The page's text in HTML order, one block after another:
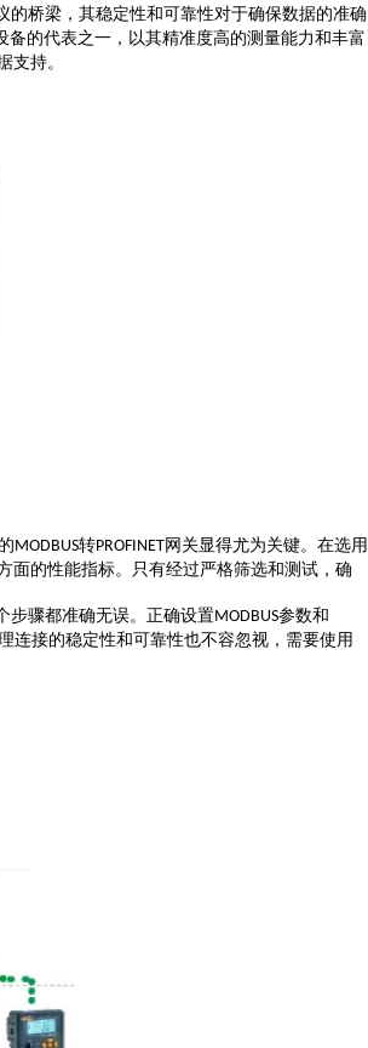
的桥梁，其稳定性和可靠性对于确保数据的准确
备的代表之一，以其精准度高的测量能力和丰富
支持。
MODBUS转PROFINET网关显得尤为关键。在选用
面的性能指标。只有经过严格筛选和测试，确
步骤都准确无误。正确设置MODBUS参数和
连接的稳定性和可靠性也不容忽视，需要使用